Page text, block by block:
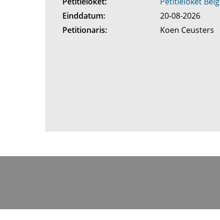
Einddatum:
20-08-2026
Petitionaris:
Koen Ceusters